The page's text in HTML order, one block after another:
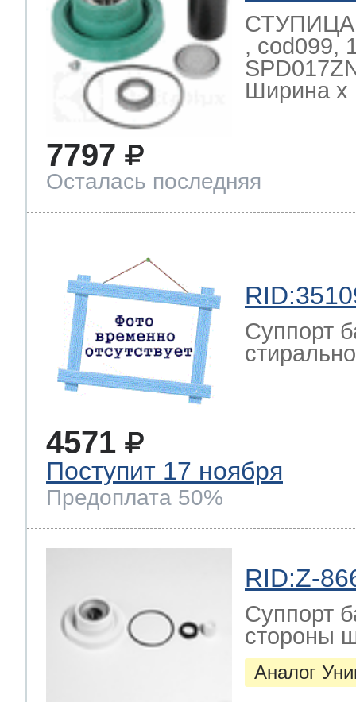
СТУПИЦА
, cod099,
Ширина х
7797
Осталась последняя
Суппорт
4571
Поступит 17 ноября
Предоплата 50%
RID:Z-
Суппорт
стороны
Аналог